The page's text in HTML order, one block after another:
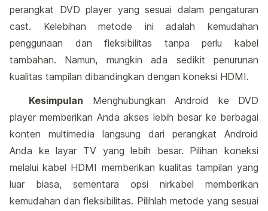
perangkat DVD player yang sesuai dalam pengaturan
cast. Kelebihan metode ini adalah kemudahan
penggunaan dan fleksibilitas tanpa perlu kabel
tambahan. Namun, mungkin ada sedikit penurunan
kualitas tampilan dibandingkan dengan koneksi HDMI.
Kesimpulan Menghubungkan Android ke DVD
player memberikan Anda akses lebih besar ke berbagai
konten multimedia langsung dari perangkat Android
Anda ke layar TV yang lebih besar. Pilihan koneksi
melalui kabel HDMI memberikan kualitas tampilan yang
luar biasa, sementara opsi nirkabel memberikan
kemudahan dan fleksibilitas. Pilihlah metode yang sesuai